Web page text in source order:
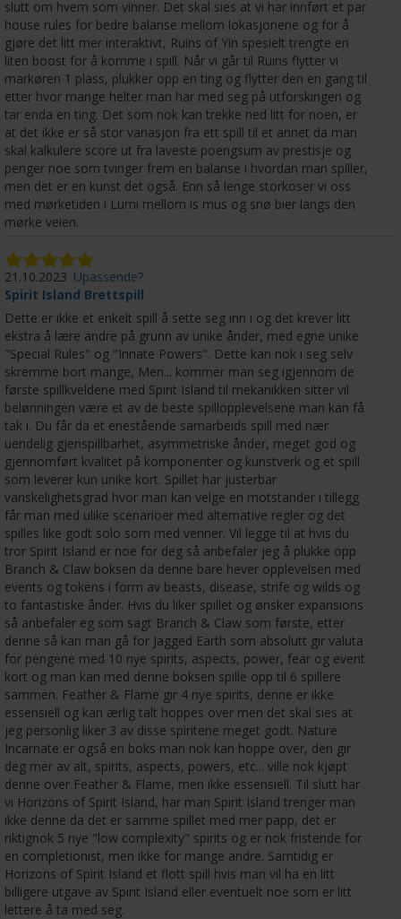
slutt om hvem som vinner. Det skal sies at vi har innført et par
house rules for bedre balanse mellom lokasjonene og for å
gjøre det litt mer interaktivt, Ruins of Yin spesielt trengte en
liten boost for å komme i spill. Når vi går til Ruins flytter vi
markøren 1 plass, plukker opp en ting og flytter den en gang til
etter hvor mange helter man har med seg på utforskingen og
tar enda en ting. Det som nok kan trekke ned litt for noen, er
at det ikke er så stor variasjon fra ett spill til et annet da man
skal kalkulere score ut fra laveste poengsum av prestisje og
penger noe som tvinger frem en balanse i hvordan man spiller,
men det er en kunst det også. Enn så lenge storkoser vi oss
med mørketiden i Lumi mellom is mus og snø bier langs den
mørke veien.
21.10.2023 Upassende?
Spirit Island Brettspill
Dette er ikke et enkelt spill å sette seg inn i og det krever litt
ekstra å lære andre på grunn av unike ånder, med egne unike
"Special Rules" og "Innate Powers". Dette kan nok i seg selv
skremme bort mange, Men... kommer man seg igjennom de
første spillkveldene med Spirit Island til mekanikken sitter vil
belønningen være et av de beste spillopplevelsene man kan få
tak i. Du får da et enestående samarbeids spill med nær
uendelig gjenspillbarhet, asymmetriske ånder, meget god og
gjennomført kvalitet på komponenter og kunstverk og et spill
som leverer kun unike kort. Spillet har justerbar
vanskelighetsgrad hvor man kan velge en motstander i tillegg
får man med ulike scenarioer med alternative regler og det
spilles like godt solo som med venner. Vil legge til at hvis du
tror Spirit Island er noe for deg så anbefaler jeg å plukke opp
Branch & Claw boksen da denne bare hever opplevelsen med
events og tokens i form av beasts, disease, strife og wilds og
to fantastiske ånder. Hvis du liker spillet og ønsker expansions
så anbefaler eg som sagt Branch & Claw som første, etter
denne så kan man gå for Jagged Earth som absolutt gir valuta
for pengene med 10 nye spirits, aspects, power, fear og event
kort og man kan med denne boksen spille opp til 6 spillere
sammen. Feather & Flame gir 4 nye spirits, denne er ikke
essensiell og kan ærlig talt hoppes over men det skal sies at
jeg personlig liker 3 av disse spiritene meget godt. Nature
Incarnate er også en boks man nok kan hoppe over, den gir
deg mer av alt, spirits, aspects, powers, etc... ville nok kjøpt
denne over Feather & Flame, men ikke essensiell. Til slutt har
vi Horizons of Spirit Island, har man Spirit Island trenger man
ikke denne da det er samme spillet med mer papp, det er
riktignok 5 nye "low complexity" spirits og er nok fristende for
en completionist, men ikke for mange andre. Samtidig er
Horizons of Spirit Island et flott spill hvis man vil ha en litt
billigere utgave av Spirit Island eller eventuelt noe som er litt
lettere å ta med seg.